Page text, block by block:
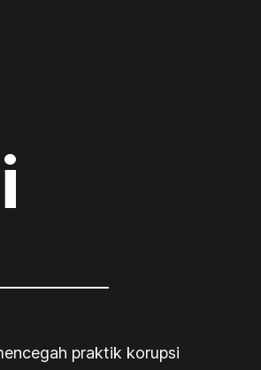
praktik korupsi